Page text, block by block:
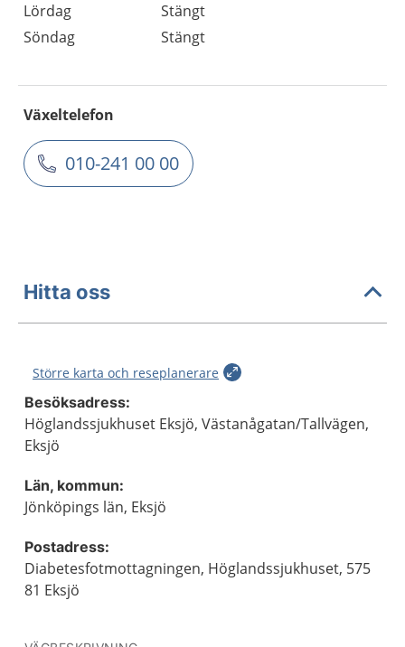
Lördag
Stängt
Söndag
Stängt
Växeltelefon
010-241 00 00
Hitta oss
Större karta och reseplanerare
Besöksadress:
Höglandssjukhuset Eksjö, Västanågatan/Tallvägen,
Eksjö
Län, kommun:
Jönköpings län, Eksjö
Postadress:
Diabetesfotmottagningen, Höglandssjukhuset, 575
81 Eksjö